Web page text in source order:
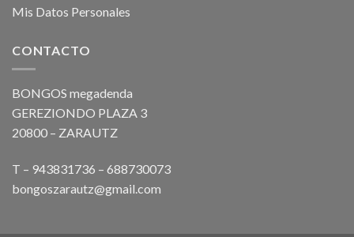
Mis Datos Personales
CONTACTO
BONGOS megadenda
GEREZIONDO PLAZA 3
20800 – ZARAUTZ
T – 943831736 – 688730073
bongoszarautz@gmail.com